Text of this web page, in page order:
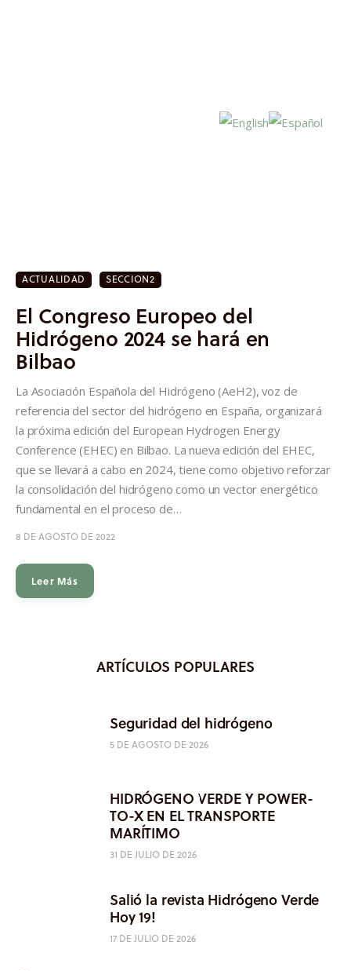
Investigación
Proyectos
Informes
Quiénes somos
ACTUALIDAD SECCION2
El Congreso Europeo del
Hidrógeno 2024 se hará en
Bilbao
La Asociación Española del Hidrógeno (AeH2), voz de
referencia del sector del hidrógeno en España, organizará
la próxima edición del European Hydrogen Energy
Conference (EHEC) en Bilbao. La nueva edición del EHEC,
que se llevará a cabo en 2024, tiene como objetivo reforzar
la consolidación del hidrógeno como un vector energético
fundamental en el proceso de…
8 DE AGOSTO DE 2022
Leer Más
ARTÍCULOS POPULARES
Seguridad del hidrógeno
5 DE AGOSTO DE 2026
HIDRÓGENO VERDE Y POWER-
TO-X EN EL TRANSPORTE
MARÍTIMO
31 DE JULIO DE 2026
Salió la revista Hidrógeno Verde
Hoy 19!
17 DE JULIO DE 2026